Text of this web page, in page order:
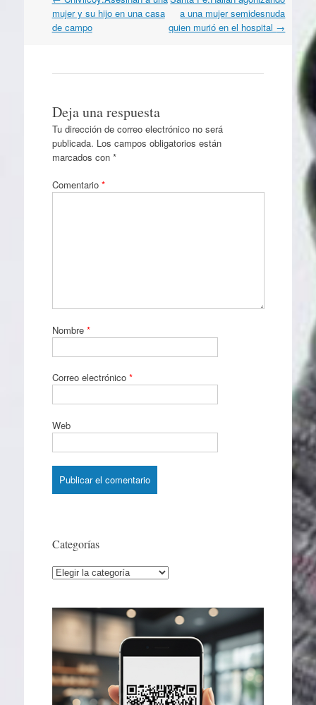
por
artículos
mujer y su hijo en una casa
de campo
a una mujer semidesnuda
quien murió en el hospital →
Deja una respuesta
Tu dirección de correo electrónico no será
publicada. Los campos obligatorios están
marcados con *
Comentario *
Nombre *
Correo electrónico *
Web
Categorías
Categorías